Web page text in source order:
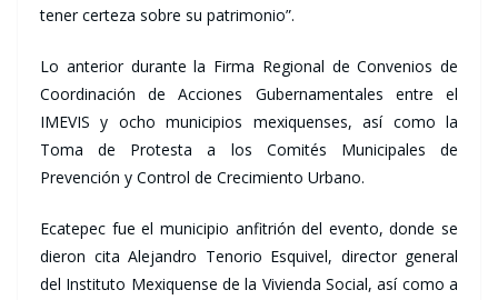
tener certeza sobre su patrimonio”.
Lo anterior durante la Firma Regional de Convenios de
Coordinación de Acciones Gubernamentales entre el
IMEVIS y ocho municipios mexiquenses, así como la
Toma de Protesta a los Comités Municipales de
Prevención y Control de Crecimiento Urbano.
Ecatepec fue el municipio anfitrión del evento, donde se
dieron cita Alejandro Tenorio Esquivel, director general
del Instituto Mexiquense de la Vivienda Social, así como a